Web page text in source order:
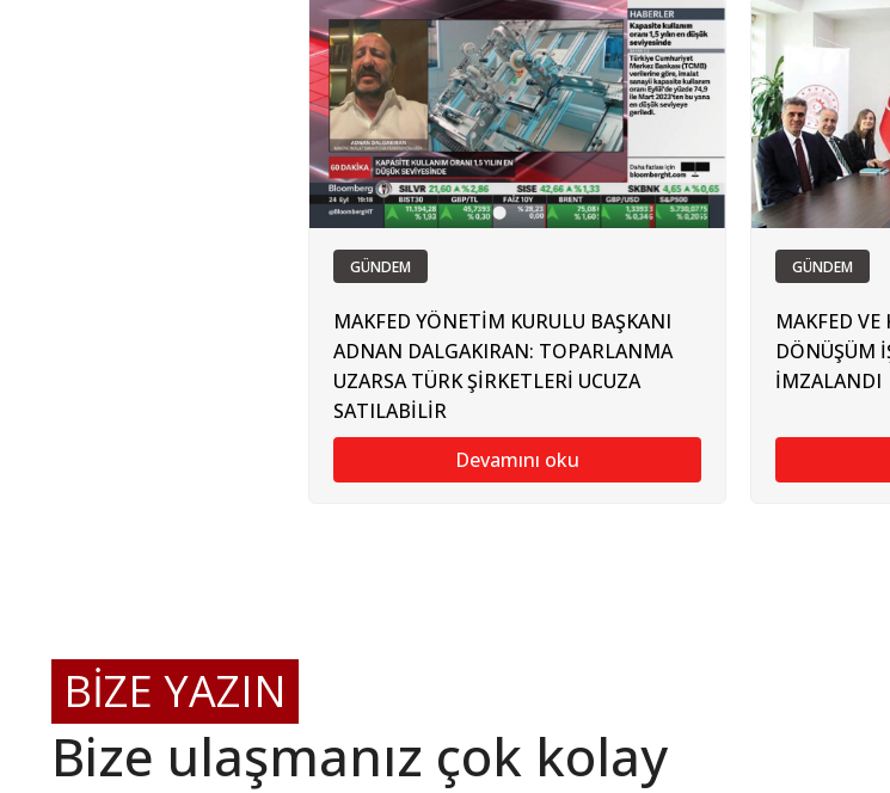
GÜNDEM
MAKFED YÖNETİM KURULU BAŞKANI
ADNAN DALGAKIRAN: TOPARLANMA
UZARSA TÜRK ŞİRKETLERİ UCUZA
SATILABİLİR
Devamını oku
GÜNDEM
MAKFED VE
DÖNÜŞÜM
İMZALANDI
BİZE YAZIN
Bize ulaşmanız çok kolay